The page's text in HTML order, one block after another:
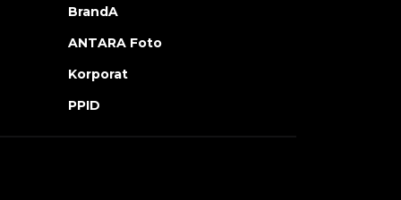
BrandA
ANTARA Foto
Korporat
PPID